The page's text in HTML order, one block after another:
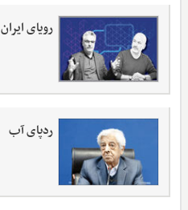
رویای ایران
ردپای آب